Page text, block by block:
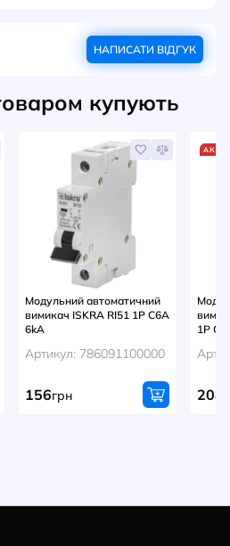
НАПИСАТИ ВІДГУК
купують
Модульний автоматичний
вимикач ISKRA RI51 1P C6A
6kA
Артикул: 786091100000
156грн
АКЦІЯ
1P
208